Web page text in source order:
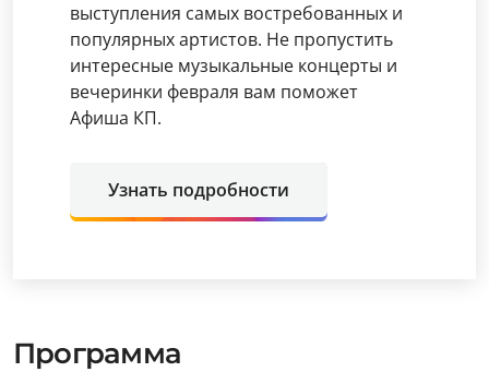
выступления самых востребованных и
популярных артистов. Не пропустить
интересные музыкальные концерты и
вечеринки февраля вам поможет
Афиша КП.
Узнать подробности
Программа